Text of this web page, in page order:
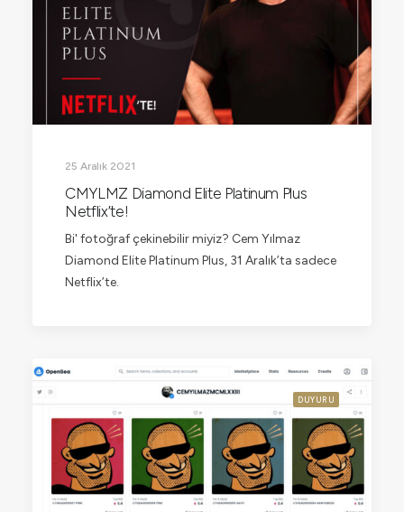
25 Aralık 2021
CMYLMZ Diamond Elite Platinum Plus
Netflix’te!
Bi' fotoğraf çekinebilir miyiz? Cem Yılmaz
Diamond Elite Platinum Plus, 31 Aralık’ta sadece
Netflix’te.
DUYURU